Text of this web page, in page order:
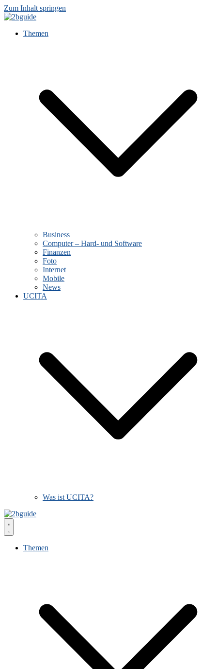
Zum Inhalt springen
Themen
Business
Computer – Hard- und Software
Finanzen
Foto
Internet
Mobile
News
UCITA
Was ist UCITA?
Themen